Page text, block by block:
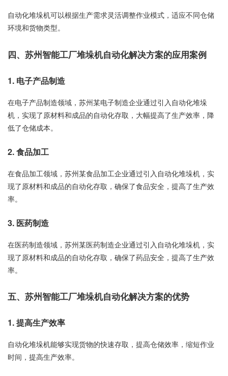
自动化堆垛机可以根据生产需求灵活调整作业模式，适应不同仓储
环境和货物类型。
四、苏州智能工厂堆垛机自动化解决方案的应用案例
1. 电子产品制造
在电子产品制造领域，苏州某电子制造企业通过引入自动化堆垛
机，实现了原材料和成品的自动化存取，大幅提高了生产效率，降
低了仓储成本。
2. 食品加工
在食品加工领域，苏州某食品加工企业通过引入自动化堆垛机，实
现了原材料和成品的自动化存取，确保了食品安全，提高了生产效
率。
3. 医药制造
在医药制造领域，苏州某医药制造企业通过引入自动化堆垛机，实
现了原材料和成品的自动化存取，确保了药品安全，提高了生产效
率。
五、苏州智能工厂堆垛机自动化解决方案的优势
1. 提高生产效率
自动化堆垛机能够实现货物的快速存取，提高仓储效率，缩短作业
时间，提高生产效率。